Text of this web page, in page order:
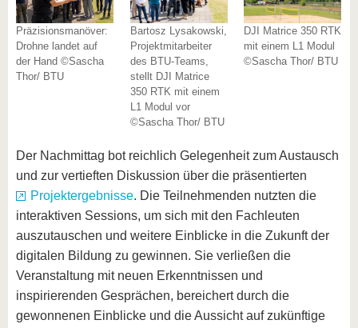
Präzisionsmanöver:
Drohne landet auf
der Hand ©Sascha
Thor/ BTU
Bartosz Lysakowski,
Projektmitarbeiter
des BTU-Teams,
stellt DJI Matrice
350 RTK mit einem
L1 Modul vor
©Sascha Thor/ BTU
DJI Matrice 350 RTK
mit einem L1 Modul
©Sascha Thor/ BTU
Der Nachmittag bot reichlich Gelegenheit zum Austausch
und zur vertieften Diskussion über die präsentierten
Projektergebnisse. Die Teilnehmenden nutzten die
interaktiven Sessions, um sich mit den Fachleuten
auszutauschen und weitere Einblicke in die Zukunft der
digitalen Bildung zu gewinnen. Sie verließen die
Veranstaltung mit neuen Erkenntnissen und
inspirierenden Gesprächen, bereichert durch die
gewonnenen Einblicke und die Aussicht auf zukünftige